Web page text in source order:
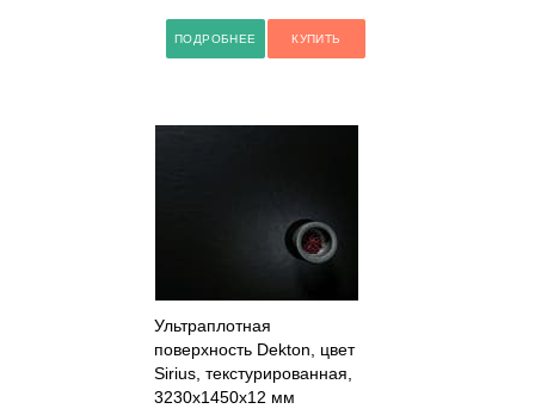
ПОДРОБНЕЕ КУПИТЬ
Ультраплотная
поверхность Dekton, цвет
Sirius, текстурированная,
3230x1450x12 мм